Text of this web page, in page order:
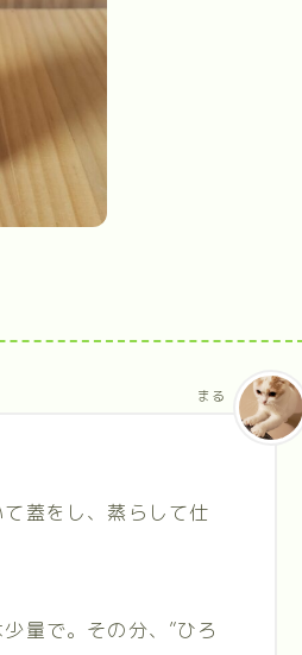
蓋をし、蒸らして仕
量で。その分、”ひろ
まる